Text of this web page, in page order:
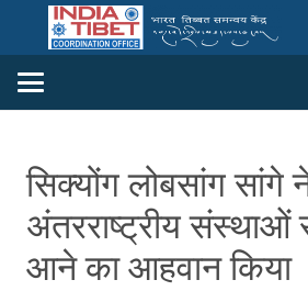
सिक्योंग लोबसांग सांगे
अंतरराष्ट्रीय संस्थाओं
आने का आहवान किया